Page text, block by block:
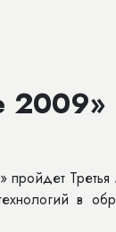
2009»
Третья
в